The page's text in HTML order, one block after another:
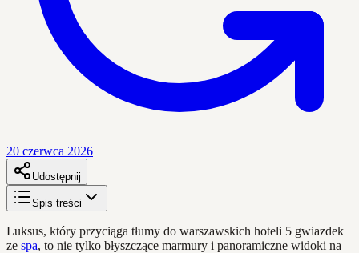
20 czerwca 2026
Udostępnij
Spis treści
Luksus, który przyciąga tłumy do warszawskich hoteli 5 gwiazdek
ze spa, to nie tylko błyszczące marmury i panoramiczne widoki na